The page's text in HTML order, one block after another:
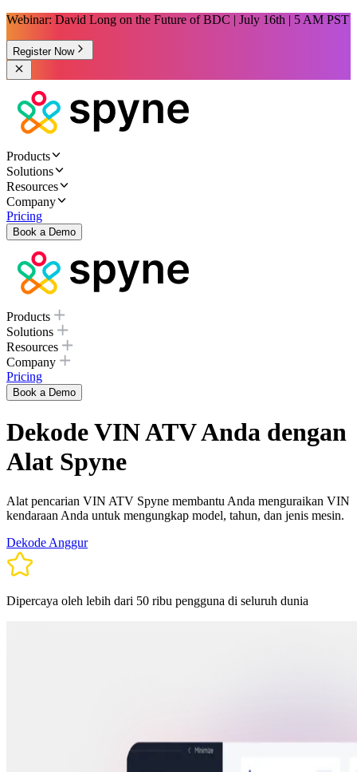
Webinar: David Long on the Future of BDC | July 16th | 5 AM PST
Register Now
Products
Solutions
Resources
Company
Pricing
Book a Demo
Products
Solutions
Resources
Company
Pricing
Book a Demo
Dekode VIN ATV Anda dengan
Alat Spyne
Alat pencarian VIN ATV Spyne membantu Anda menguraikan VIN
kendaraan Anda untuk mengungkap model, tahun, dan jenis mesin.
Dekode Anggur
Dipercaya oleh lebih dari 50 ribu pengguna di seluruh dunia